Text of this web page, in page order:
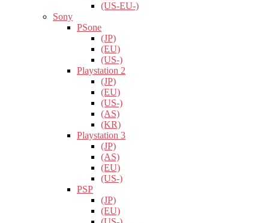
(US-EU-)
Sony
PSone
(JP)
(EU)
(US-)
Playstation 2
(JP)
(EU)
(US-)
(AS)
(KR)
Playstation 3
(JP)
(AS)
(EU)
(US-)
PSP
(JP)
(EU)